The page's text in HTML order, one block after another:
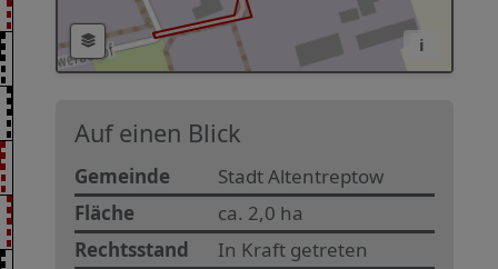
i
Auf einen Blick
Gemeinde
Stadt Altentreptow
Fläche
ca. 2,0 ha
Rechtsstand
In Kraft getreten